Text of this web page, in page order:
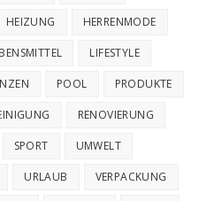
HEIZUNG HERRENMODE
LIFESTYLE
POOL PRODUKTE
RENOVIERUNG
SPORT UMWELT
URLAUB VERPACKUNG